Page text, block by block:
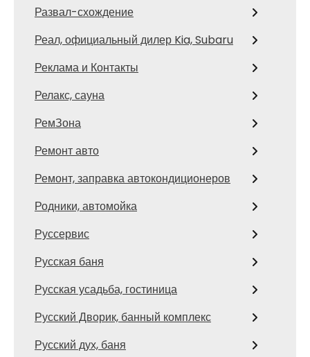
Развал-схождение
Реал, официальный дилер Kia, Subaru
Реклама и Контакты
Релакс, сауна
РемЗона
Ремонт авто
Ремонт, заправка автокондиционеров
Родники, автомойка
Руссервис
Русская баня
Русская усадьба, гостиница
Русский Дворик, банный комплекс
Русский дух, баня